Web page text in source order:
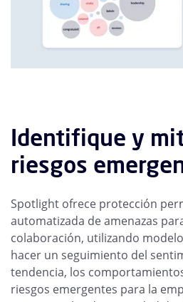
Identifique y
riesgos
Spotlight ofrece protección
automatizada de amenazas
colaboración, utilizando
hacer un seguimiento del
tendencia, los
riesgos emergentes para la